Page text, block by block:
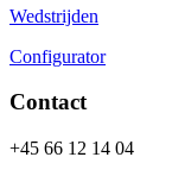
Wedstrijden
Configurator
Contact
+45 66 12 14 04